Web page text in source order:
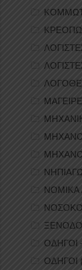
ΝΟΜΙΚΑ
ΟΔΗΓΟΙ
ΟΔΗΓΟΙ